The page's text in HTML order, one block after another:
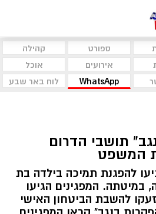
ספורט
קהילה
אירועים
אוכל
WhatsApp לוח באר שבע
תושבי הדרום
המשפט
להפגנת תמיכה בילדה בת
במיטתה. המפגינים הגיעו
להשבת הביטחון האישי